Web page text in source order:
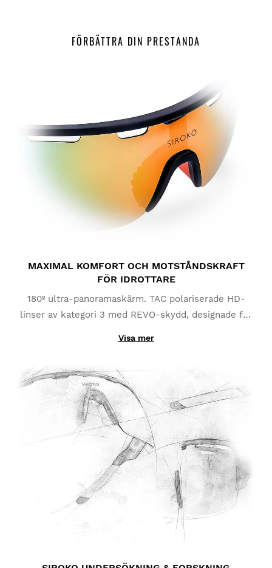
Från ditt användarkonto kan du enkelt och snabbt lämna
tillbaka en produkt från din beställning.
Gör din återbetalning till den ursprungliga
Från
FÖRBÄTTRA DIN PRESTANDA
MAXIMAL KOMFORT OCH MOTSTÅNDSKRAFT
FÖR IDROTTARE
180º ultra-panoramaskärm. TAC polariserade HD-
linser av kategori 3 med REVO-skydd, designade för
Visa mer